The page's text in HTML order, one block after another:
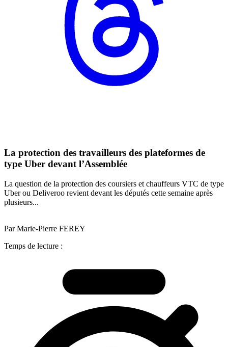
La protection des travailleurs des plateformes de
type Uber devant l’Assemblée
La question de la protection des coursiers et chauffeurs VTC de type
Uber ou Deliveroo revient devant les députés cette semaine après
plusieurs...
Par Marie-Pierre FEREY
Temps de lecture :